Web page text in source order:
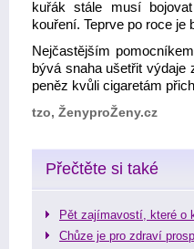
kuřák stále musí
kouření. Teprve po roce
Nejčastějším
bývá snaha ušetřit
peněz kvůli cigaretám
tzo, ŽenyproŽeny.cz
Přečtěte si také
Pět zajímavostí, které o
Chůze je pro zdraví